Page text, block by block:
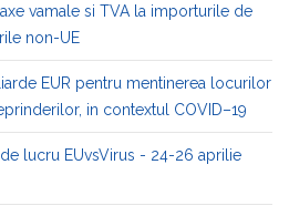
vamale si TVA la importurile de
non-UE
EUR pentru mentinerea locurilor
in contextul COVID–19
lucru EUvsVirus - 24-26 aprilie